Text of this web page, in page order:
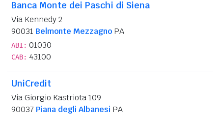
Banca Monte dei Paschi di Siena
Via Kennedy 2
90031 Belmonte Mezzagno PA
ABI: 01030
CAB: 43100
UniCredit
Via Giorgio Kastriota 109
90037 Piana degli Albanesi PA